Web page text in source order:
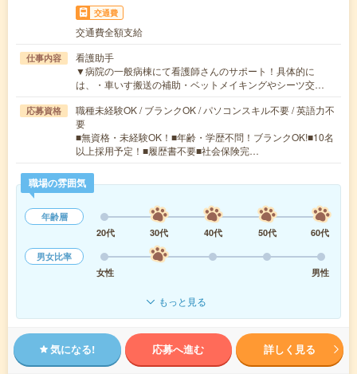
交通費
交通費全額支給
仕事内容
看護助手
▼病院の一般病棟にて看護師さんのサポート！具体的に
は、・車いす搬送の補助・ベットメイキングやシーツ交…
応募資格
職種未経験OK / ブランクOK / パソコンスキル不要 / 英語力不
要
■無資格・未経験OK！■年齢・学歴不問！ブランクOK!■10名
以上採用予定！■履歴書不要■社会保険完…
職場の雰囲気
年齢層
20代
30代 40代 50代
60代
男女比率
女性
男性
もっと見る
気になる! 応募へ進む 詳しく見る